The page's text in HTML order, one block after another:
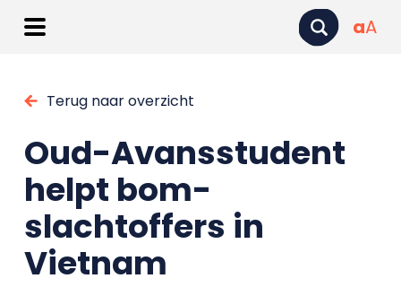
aA
Terug naar overzicht
Oud-Avansstudent
helpt bom-
slachtoffers in
Vietnam